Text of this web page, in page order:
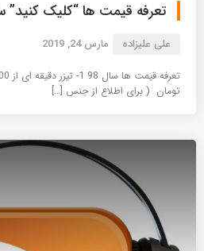
تعرفه قیمت ها “کلیک کنید”
علی علیزاده مارس 24, 2019
تومان ( برای اطلاع از جنس […]